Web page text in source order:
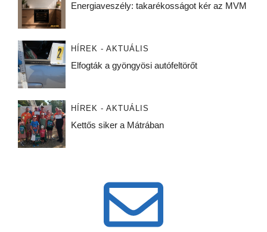
Energiaveszély: takarékosságot kér az MVM
HÍREK - AKTUÁLIS
Elfogták a gyöngyösi autófeltörőt
HÍREK - AKTUÁLIS
Kettős siker a Mátrában